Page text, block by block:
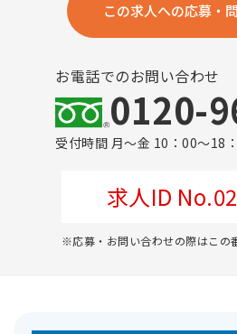
この求人への応募・
お電話でのお問い合わせ
0120-
受付時間 月～金 10：00～18
求人ID
※応募・お問い合わせの際はこの